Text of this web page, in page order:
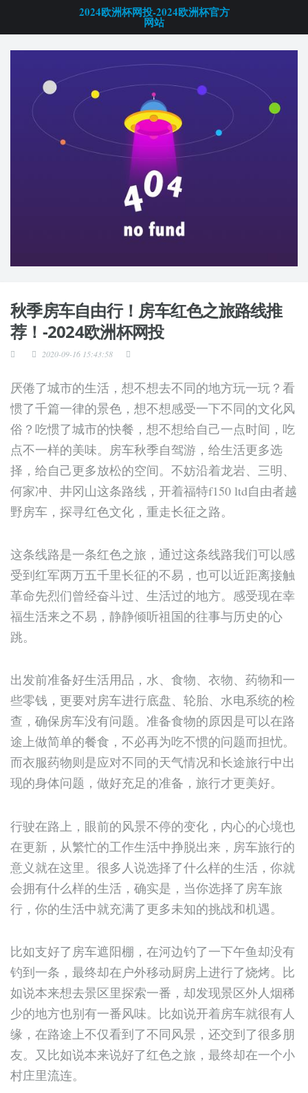
2024欧洲杯网投-2024欧洲杯官方
网站
秋季房车自由行！房车红色之旅路线推
荐！-2024欧洲杯网投
2020-09-16 15:43:58
厌倦了城市的生活，想不想去不同的地方玩一玩？看
惯了千篇一律的景色，想不想感受一下不同的文化风
俗？吃惯了城市的快餐，想不想给自己一点时间，吃
点不一样的美味。房车秋季自驾游，给生活更多选
择，给自己更多放松的空间。不妨沿着龙岩、三明、
何家冲、井冈山这条路线，开着福特f150 ltd自由者越
野房车，探寻红色文化，重走长征之路。
这条线路是一条红色之旅，通过这条线路我们可以感
受到红军两万五千里长征的不易，也可以近距离接触
革命先烈们曾经奋斗过、生活过的地方。感受现在幸
福生活来之不易，静静倾听祖国的往事与历史的心
跳。
出发前准备好生活用品，水、食物、衣物、药物和一
些零钱，更要对房车进行底盘、轮胎、水电系统的检
查，确保房车没有问题。准备食物的原因是可以在路
途上做简单的餐食，不必再为吃不惯的问题而担忧。
而衣服药物则是应对不同的天气情况和长途旅行中出
现的身体问题，做好充足的准备，旅行才更美好。
行驶在路上，眼前的风景不停的变化，内心的心境也
在更新，从繁忙的工作生活中挣脱出来，房车旅行的
意义就在这里。很多人说选择了什么样的生活，你就
会拥有什么样的生活，确实是，当你选择了房车旅
行，你的生活中就充满了更多未知的挑战和机遇。
比如支好了房车遮阳棚，在河边钓了一下午鱼却没有
钓到一条，最终却在户外移动厨房上进行了烧烤。比
如说本来想去景区里探索一番，却发现景区外人烟稀
少的地方也别有一番风味。比如说开着房车就很有人
缘，在路途上不仅看到了不同风景，还交到了很多朋
友。又比如说本来说好了红色之旅，最终却在一个小
村庄里流连。